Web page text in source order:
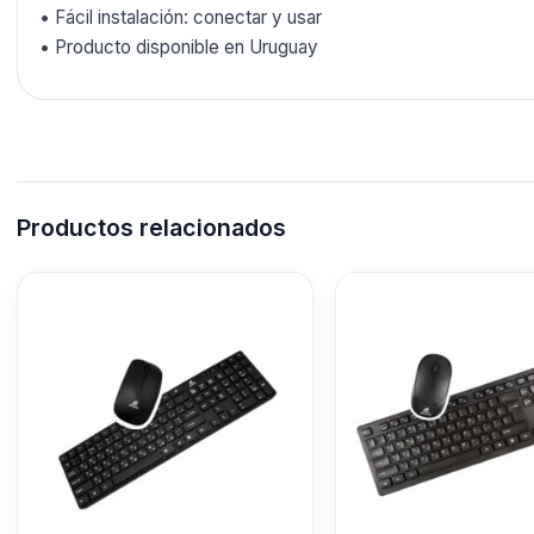
• Fácil instalación: conectar y usar
• Producto disponible en Uruguay
Productos relacionados